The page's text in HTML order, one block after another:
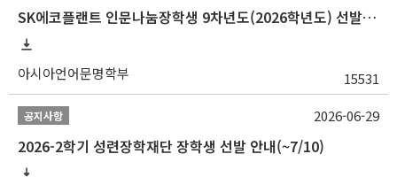
SK에코플랜트 인문나눔장학생 9차년도(2026학년도) 선발 안내(~7/20)
아시아언어문명학부 15531
공지사항
2026-2학기 성련장학재단 장학생 선발 안내(~7/10)
2026-06-29